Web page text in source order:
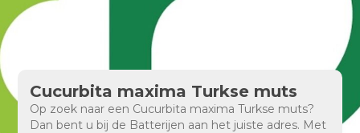
Cucurbita maxima Turkse muts
Op zoek naar een Cucurbita maxima Turkse muts?
Dan bent u bij de Batterijen aan het juiste adres. Met